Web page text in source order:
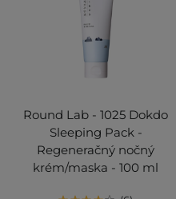
Round Lab - 1025 Dokdo
Sleeping Pack -
Regeneračný nočný
krém/maska - 100 ml